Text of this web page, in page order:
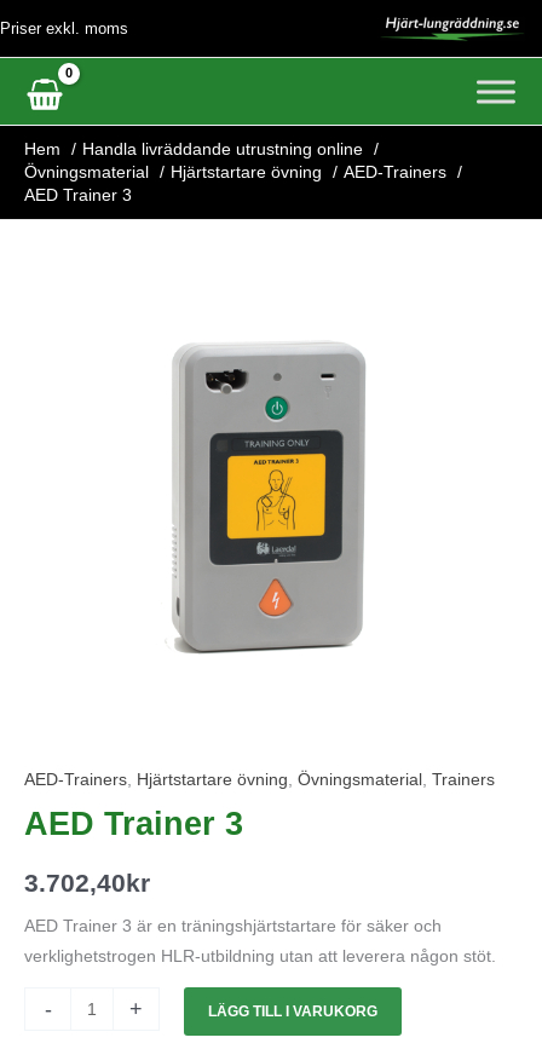
innehåll
Priser exkl. moms
Hem
Handla livräddande utrustning online
Övningsmaterial
Hjärtstartare övning
AED-Trainers
AED Trainer 3
AED-Trainers, Hjärtstartare övning, Övningsmaterial , Trainers
AED Trainer 3
3.702,40kr
AED Trainer 3 är en träningshjärtstartare för säker och
verklighetstrogen HLR-utbildning utan att leverera någon stöt.
- + LÄGG TILL I VARUKORG